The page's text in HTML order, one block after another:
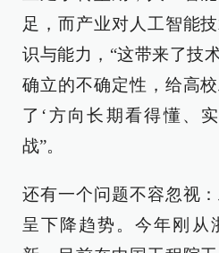
足，而产业对人工智能
识与能力，“这带来了技
确立的不确定性，给高
了‘方向长期看得懂、
战”。
还有一个问题不容忽视
呈下降趋势。今年刚从